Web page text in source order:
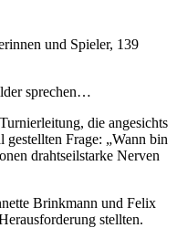
und Spieler, 139
sprechen…
die angesichts
Frage: „Wann bin
drahtseilstarke Nerven
Brinkmann und Felix
stellten.